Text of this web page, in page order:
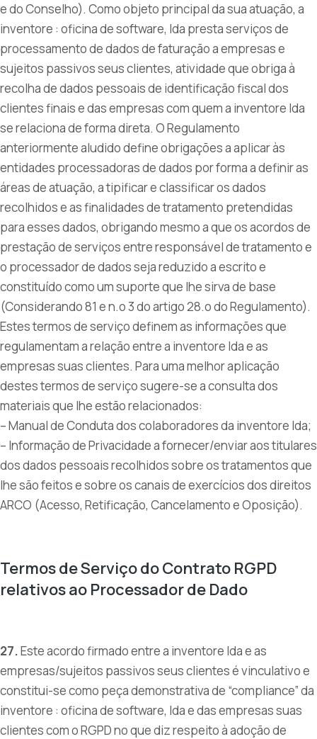
e do Conselho). Como objeto principal da sua atuação, a
inventore : oficina de software, lda presta serviços de
processamento de dados de faturação a empresas e
sujeitos passivos seus clientes, atividade que obriga à
recolha de dados pessoais de identificação fiscal dos
clientes finais e das empresas com quem a inventore lda
se relaciona de forma direta. O Regulamento
anteriormente aludido define obrigações a aplicar às
entidades processadoras de dados por forma a definir as
áreas de atuação, a tipificar e classificar os dados
recolhidos e as finalidades de tratamento pretendidas
para esses dados, obrigando mesmo a que os acordos de
prestação de serviços entre responsável de tratamento e
o processador de dados seja reduzido a escrito e
constituído como um suporte que lhe sirva de base
(Considerando 81 e n.o 3 do artigo 28.o do Regulamento).
Estes termos de serviço definem as informações que
regulamentam a relação entre a inventore lda e as
empresas suas clientes. Para uma melhor aplicação
destes termos de serviço sugere-se a consulta dos
materiais que lhe estão relacionados:
– Manual de Conduta dos colaboradores da inventore lda;
– Informação de Privacidade a fornecer/enviar aos titulares
dos dados pessoais recolhidos sobre os tratamentos que
lhe são feitos e sobre os canais de exercícios dos direitos
ARCO (Acesso, Retificação, Cancelamento e Oposição).
Termos de Serviço do Contrato RGPD
relativos ao Processador de Dado
27.Este acordo firmado entre a inventore lda e as
empresas/sujeitos passivos seus clientes é vinculativo e
constitui-se como peça demonstrativa de “compliance” da
inventore : oficina de software, lda e das empresas suas
clientes com o RGPD no que diz respeito à adoção de